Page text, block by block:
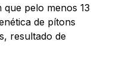
que pelo menos 13
de pítons
resultado de